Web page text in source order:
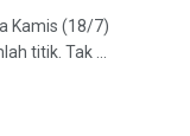
Kamis (18/7)
titik. Tak ...